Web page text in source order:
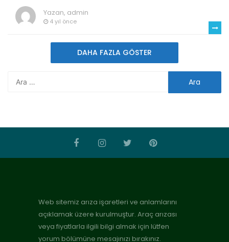
Yazan, admin
4 yıl önce
DAHA FAZLA GÖSTER
Web sitemiz arıza işaretleri ve anlamlarını
açıklamak üzere kurulmuştur. Araç arızası
veya fiyatlarla ilgili bilgi almak için lütfen
yorum bölümüne mesajınızı bırakınız.